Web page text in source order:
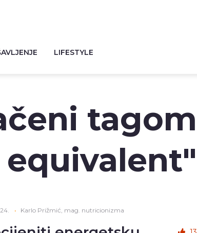
LIFESTYLE
tagom
• Karlo Prižmić, mag. nutricionizma